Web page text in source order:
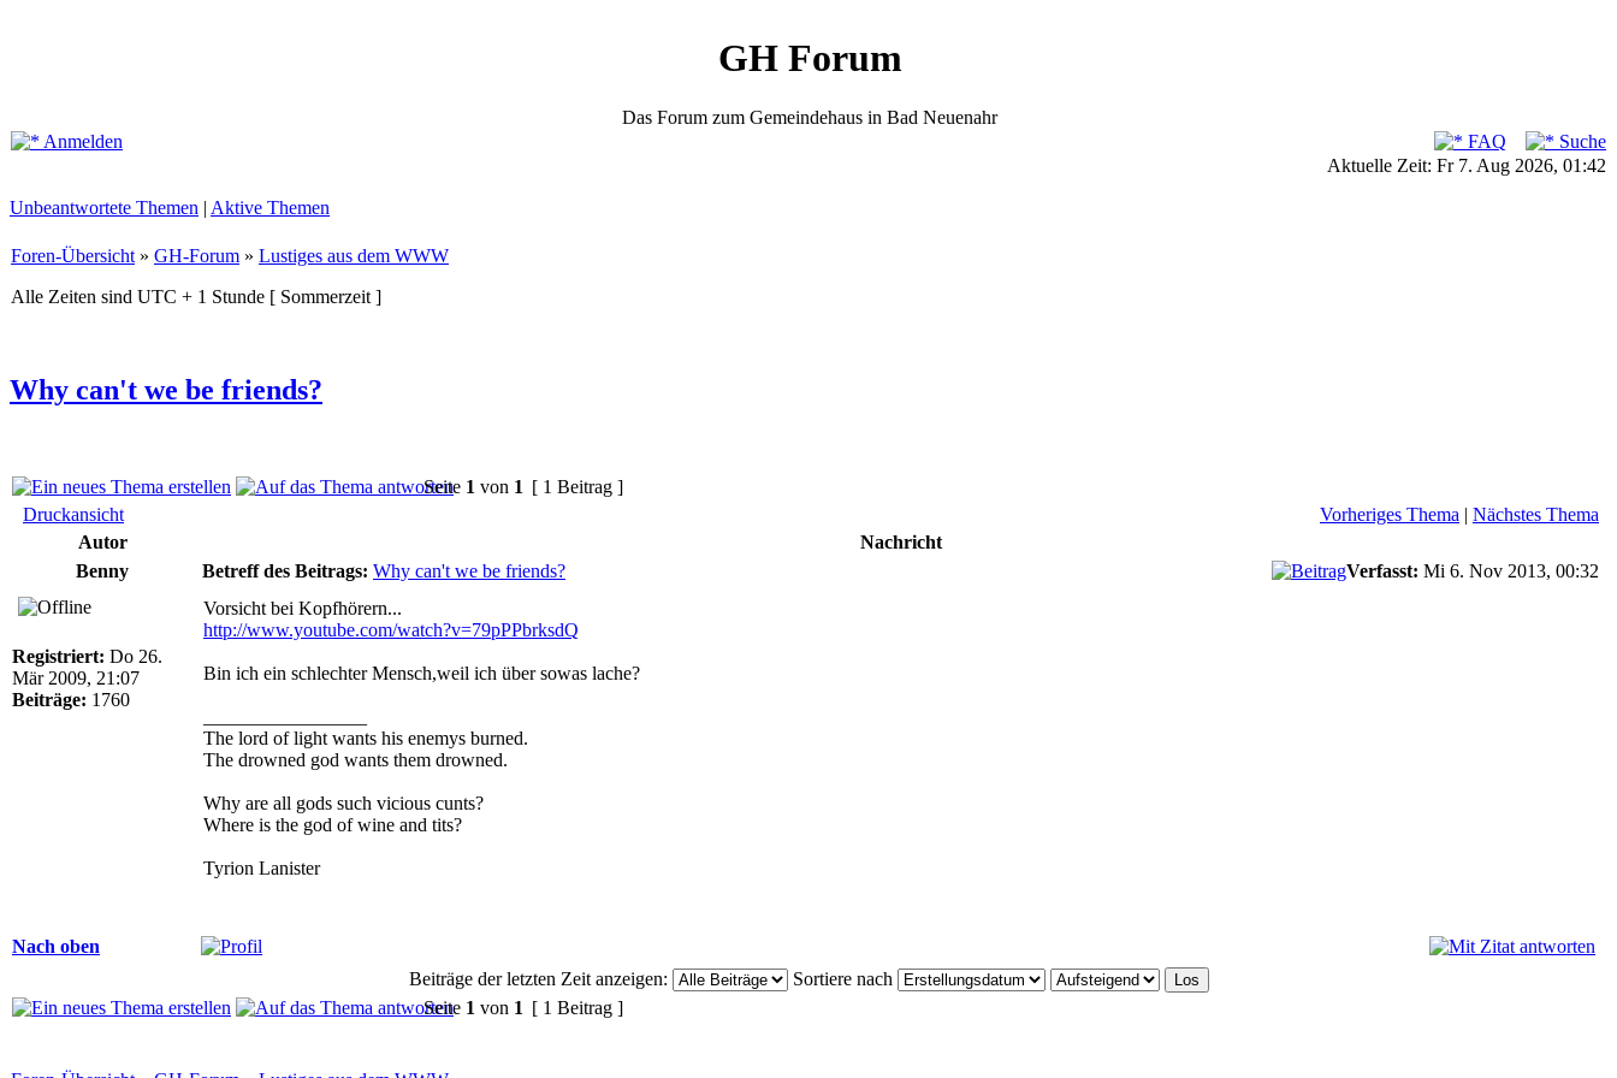
GH Forum
Das Forum zum Gemeindehaus in Bad Neuenahr
Anmelden
FAQ
Suche
Aktuelle Zeit: Fr 7. Aug 2026, 01:42
Unbeantwortete Themen | Aktive Themen
Foren-Übersicht » GH-Forum » Lustiges aus dem WWW
Alle Zeiten sind UTC + 1 Stunde [ Sommerzeit ]
Why can't we be friends?
Seite 1 von 1 [ 1 Beitrag ]
Druckansicht
Vorheriges Thema | Nächstes Thema
Autor
Nachricht
Benny
Betreff des Beitrags: Why can't we be friends? Verfasst: Mi 6. Nov 2013, 00:32
Registriert: Do 26.
Mär 2009, 21:07
Beiträge: 1760
Vorsicht bei Kopfhörern...
http://www.youtube.com/watch?v=79pPPbrksdQ
Bin ich ein schlechter Mensch,weil ich über sowas lache?
The lord of light wants his enemys burned.
The drowned god wants them drowned.
Why are all gods such vicious cunts?
Where is the god of wine and tits?
Tyrion Lanister
Nach oben
Beiträge der letzten Zeit anzeigen:
Sortiere nach
Seite 1 von 1 [ 1 Beitrag ]